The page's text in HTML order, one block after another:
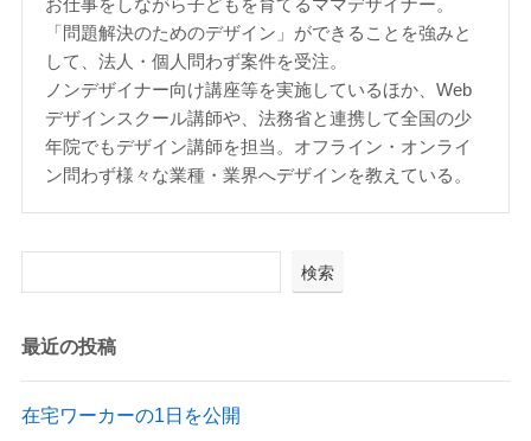
「問題解決のためのデザイン」ができることを強みと
して、法人・個人問わず案件を受注。
ノンデザイナー向け講座等を実施しているほか、Web
デザインスクール講師や、法務省と連携して全国の少
年院でもデザイン講師を担当。オフライン・オンライ
ン問わず様々な業種・業界へデザインを教えている。
検索
最近の投稿
在宅ワーカーの1日を公開